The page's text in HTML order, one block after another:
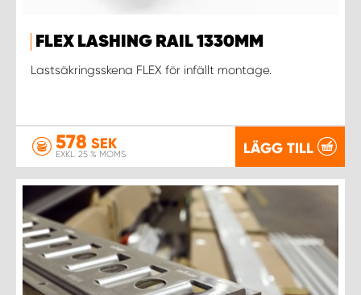
FLEX LASHING RAIL 1330MM
Lastsäkringsskena FLEX för infällt montage.
578 SEK
EXKL. 25 % MOMS LÄGG TILL